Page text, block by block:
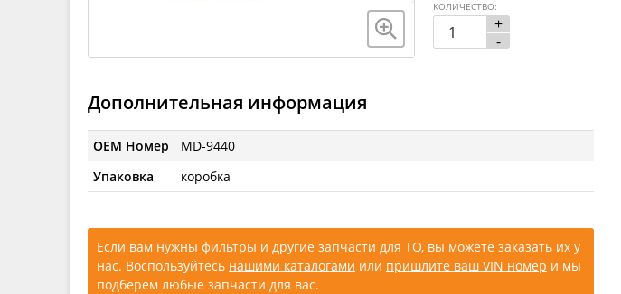
+
-
КОЛИЧЕСТВО:
Дополнительная информация
OEM Номер
MD-9440
Упаковка
коробка
Если вам нужны фильтры и другие запчасти для ТО, вы можете заказать их у
нас. Воспользуйтесь нашими каталогами или пришлите ваш VIN номер и мы
подберем любые запчасти для вас.